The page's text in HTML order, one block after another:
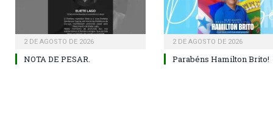
2 DE AGOSTO DE 2026
NOTA DE PESAR.
2 DE AGOSTO DE 2026
Parabéns Hamilton Brito!